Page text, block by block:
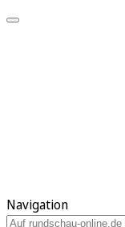
Navigation